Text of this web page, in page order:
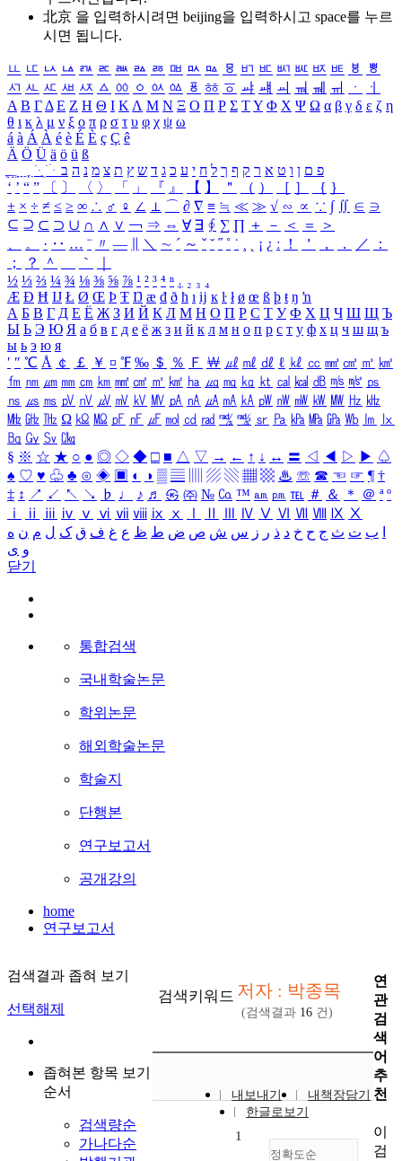
北京 을 입력하시려면 beijing을 입력하시고 space를 누르
시면 됩니다.
ㅥ ㅦ ㅧ ㅨ ㅩ ㅪ ㅫ ㅬ ㅭ ㅮ ㅯ ㅰ ㅱ ㅲ ㅳ ㅴ ㅵ ㅶ ㅷ ㅸ
ㅹ
ㅺ ㅻ ㅼ ㅽ ㅾ ㅿ ㆀ ㆁ ㆂ ㆃ ㆄ ㆅ ㆆ ㆇ ㆈ ㆉ ㆊ ㆋ ㆌ ㆍ
ㆎ
Α Β ΓΔ Ε Ζ Η Θ Ι ΚΛ Μ Ν Ξ Ο Π Ρ Σ ΤΥ Φ Χ Ψ Ω α β γ δ ε ζ η
θ ι κ λ μ ν ξ ο π ρ σ τ υ φ χ ψ ω
á à Á À é è É È ç Ç ê
Ä Ö Ü ä ö ü ß
ִֶֹ ֻּ ׁׂ פ ם ן ו ט א ר ק ף ך ל ח י ע כ ג ד ש ץ ת צ מ נ ה ב
‘ ’ “ ” 〔 〕 〈 〉 「 」 『 』 【 】 ＂ （ ） ［ ］ ｛ ｝
± × ÷ ≠ ≤ ≥ ∞ ∴ ♂ ♀ ∠ ⊥ ⌒ ∂ ∇ ≡ ≒ ≪ ≫ √ ∽ ∝ ∵ ∫ ∬ ∈ ∋
⊆ ⊇ ⊂ ⊃ ∪ ∩ ∧ ∨ ￢ ⇒ ⇔ ∀ ∃ ∮ ∑ ∏ ＋ － ＜ ＝
＞
、
。 · ‥ … ¨ 〃 ― ＼ ∼ ´ ～ ˇ ˘ ˝ ˚ ˙ ¸ ¡ ¿ ː ！ ＇ ， ． ／
：
；
？ ＾ ｀
½ ⅓ ⅔ ¼ ¾ ⅛ ⅜ ⅝ ⅞ ¹ ² ³ ⁴ ⁿ ₁ ₂ ₃ ₄
Æ Ð Ħ Ĳ Ł Ø Œ Þ Ŧ Ŋ æ đ ð ħ ı ĳ ĸ ŀ ł ø œ ß þ ŧ ŋ ŉ
А Б В Г Д Е Ё Ж З И Й К Л М Н О П Р С Т У Ф Х Ц Ч Ш Щ Ъ
Ы Ь Э Ю Я а б в г д е ё ж з и й к л м н о п р с т у ф х ц ч ш щ ъ
ы ь э ю я
′ ″ ℃ Å ￠ ￡ ￥ ¤ ℉ ‰ ＄ ％ Ｆ ￦ ㎕ ㎖ ㎗ ℓ ㎘ ㏄ ㎣ ㎤ ㎥ ㎦
㎙ ㎚ ㎛ ㎜ ㎝ ㎞ ㎟ ㎠ ㎡ ㎢ ㏊ ㎍ ㎎ ㎏ ㏏ ㎈ ㎉ ㏈ ㎧ ㎨ ㎰
㎱ ㎲ ㎳ ㎴ ㎵ ㎶ ㎷ ㎸ ㎹ ㎀ ㎁ ㎂ ㎃ ㎄ ㎺ ㎻ ㎽ ㎾ ㎿ ㎐ ㎑
㎒ ㎓ ㎔ Ω ㏀ ㏁ ㎊ ㎋ ㎌ ㏖ ㏅ ㎭ ㎮ ㎯ ㏛ ㎩ ㎪ ㎫ ㎬ ㏝ ㏐
㏓
㏃ ㏉ ㏜ ㏆
§ ※ ☆ ★ ○ ● ◎ ◇ ◆ □ ■ △ ▽ → ← ↑ ↓ ↔ 〓 ◁ ◀ ▷ ▶ ♤
♠ ♡ ♥ ♧ ♣ ⊙ ◈ ▣ ◐ ◑ ▒ ▤ ▨ ▧ ▦ ▩ ♨ ☏ ☎ ☜ ☞ ¶ †
‡ ↕ ↗ ↙ ↖ ↘ ♭ ♩ ♪ ♬ ㉿ ㈜ № ㏇ ™ ㏂ ㏘ ℡ ＃ ＆ ＊ ＠ ª º
ⅰ
ⅱ ⅲ ⅳ ⅴ ⅵ ⅶ ⅷ ⅸ ⅹ Ⅳ Ⅴ Ⅵ Ⅶ Ⅷ Ⅸ Ⅹ
ب ت ث ج ح خ د ذ ر ز س ش ص ض ط ظ ع غ ف ق ک ل م ن ه
و ی
닫기
통합검색
국내학술논문
학위논문
해외학술논문
학술지
단행본
연구보고서
공개강의
home
연구보고서
검색결과 좁혀 보기
선택해제
좁혀본 항목 보기
순서
검색량순
가나다순
검색키워드 저자 : 박종목
(검색결과 16 건)
내보내기
내책장담기
한글로보기
정확도순
1
연
관
검
색
어
추
천
이
검